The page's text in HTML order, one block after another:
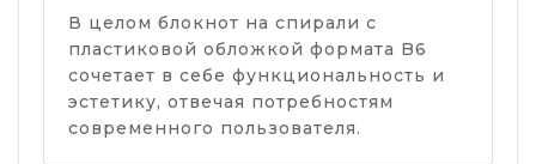
В целом блокнот на спирали с
пластиковой обложкой формата B6
сочетает в себе функциональность и
эстетику, отвечая потребностям
современного пользователя.